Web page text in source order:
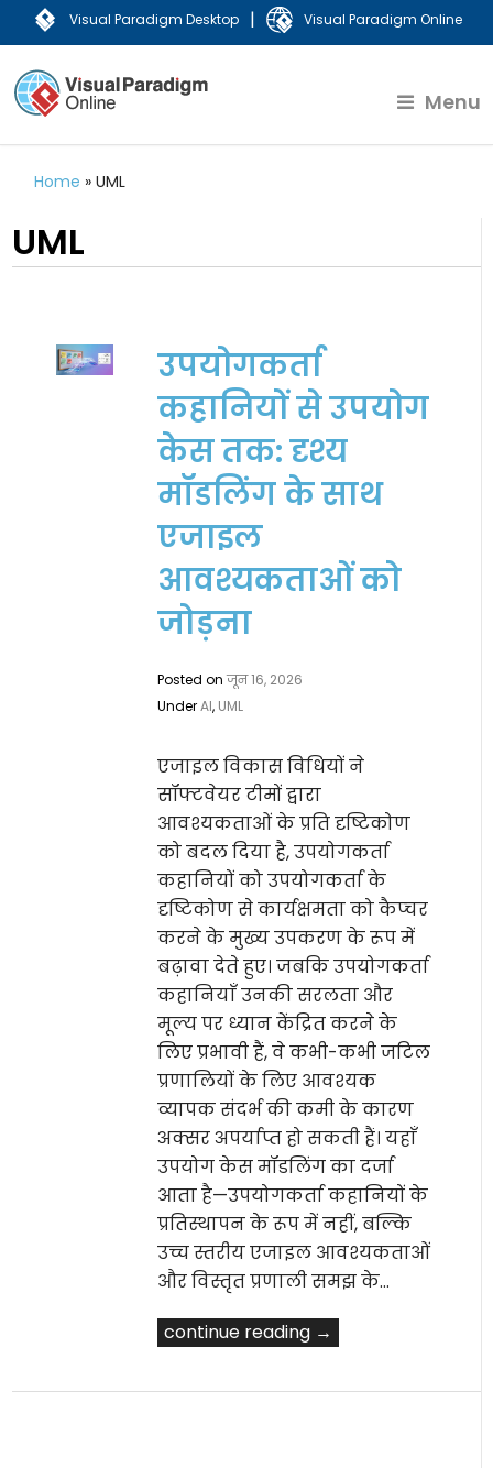
Visual Paradigm Desktop | Visual Paradigm Online
Menu
Home »UML
UML
उपयोगकर्ता
कहानियों से उपयोग
केस तक: दृश्य
मॉडलिंग के साथ
एजाइल
आवश्यकताओं को
जोड़ना
Posted onजून 16, 2026
UnderAI, UML
एजाइल विकास विधियों ने
सॉफ्टवेयर टीमों द्वारा
आवश्यकताओं के प्रति दृष्टिकोण
को बदल दिया है, उपयोगकर्ता
कहानियों को उपयोगकर्ता के
दृष्टिकोण से कार्यक्षमता को कैप्चर
करने के मुख्य उपकरण के रूप में
बढ़ावा देते हुए। जबकि उपयोगकर्ता
कहानियाँ उनकी सरलता और
मूल्य पर ध्यान केंद्रित करने के
लिए प्रभावी हैं, वे कभी-कभी जटिल
प्रणालियों के लिए आवश्यक
व्यापक संदर्भ की कमी के कारण
अक्सर अपर्याप्त हो सकती हैं। यहाँ
उपयोग केस मॉडलिंग का दर्जा
आता है—उपयोगकर्ता कहानियों के
प्रतिस्थापन के रूप में नहीं, बल्कि
उच्च स्तरीय एजाइल आवश्यकताओं
और विस्तृत प्रणाली समझ के…
continue reading →